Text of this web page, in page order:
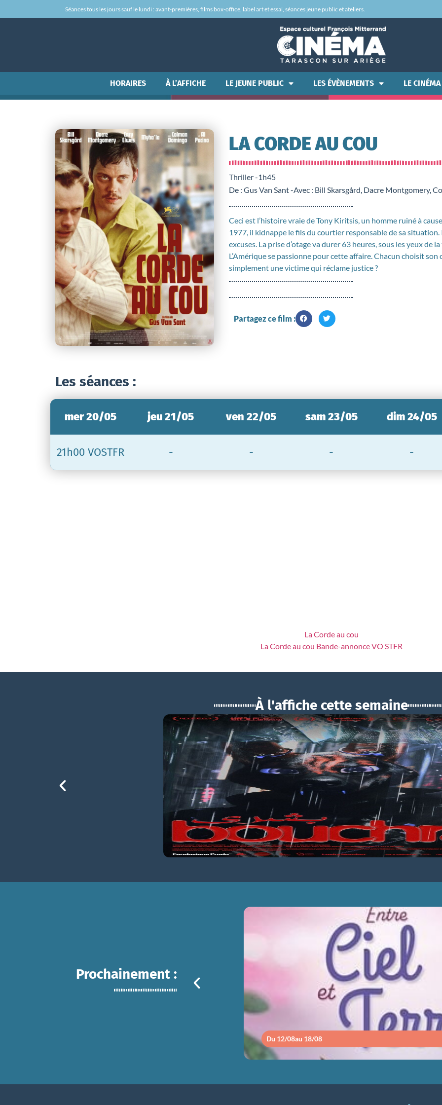
Séances tous les jours sauf le lundi : avant-premières, films box-office, label art et essai, séances jeune public et ateliers.
HORAIRES À L’AFFICHE LE JEUNE PUBLIC LES ÉVÈNEMENTS LE CINÉMA
LA CORDE AU COU
Thriller -1h45
De : Gus Van Sant -Avec : Bill Skarsgård, Dacre Montgomery,
Ceci est l’histoire vraie de Tony Kiritsis, un homme ruiné à
1977, il kidnappe le fils du courtier responsable de sa
excuses. La prise d’otage va durer 63 heures, sous les yeux de
L’Amérique se passionne pour cette affaire. Chacun choisit
simplement une victime qui réclame justice ?
Partagez ce film :
Les séances :
mer 20/05
21h00 VOSTFR
jeu 21/05
-
ven 22/05
-
sam 23/05
-
dim 24/05
-
La Corde au cou
La Corde au cou Bande-annonce VO STFR
À l'affiche cette semaine
BOUCHRA
Prochainement :
Du 12/08au 18/08
ENTRE CIEL ET